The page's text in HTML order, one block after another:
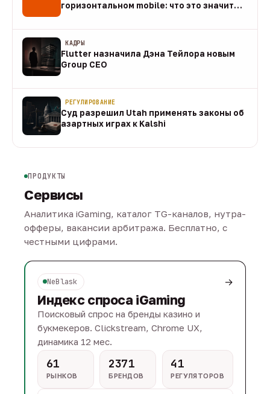
горизонтальном mobile: что это значит
КАДРЫ
Flutter назначила Дэна Тейлора новым
Group CEO
РЕГУЛИРОВАНИЕ
Суд разрешил Utah применять законы об
азартных играх к Kalshi
ПРОДУКТЫ
Сервисы
Аналитика iGaming, каталог TG-каналов, нутра-
офферы, вакансии арбитража. Бесплатно, с
честными цифрами.
NeBlask →
Индекс спроса iGaming
Поисковый спрос на бренды казино и
букмекеров. Clickstream, Chrome UX,
динамика 12 мес.
61
РЫНКОВ
2371
БРЕНДОВ
41
РЕГУЛЯТОРОВ